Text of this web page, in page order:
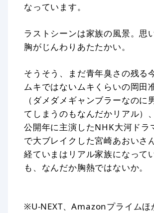
なっています。
ラストシーンは家族の風景。思
胸がじんわりあたたかい。
そうそう、まだ青年臭さの残る
ムキではないムキくらいの岡田
（ダメダメギャンブラーなのに
てしまうのもなんだかリアル）
公開年に主演したNHK大河ドラ
で大ブレイクした宮崎あおいさ
経ていまはリアル家族になって
も、なんだか胸熱ではないか。
※U-NEXT、Amazonプライムほ